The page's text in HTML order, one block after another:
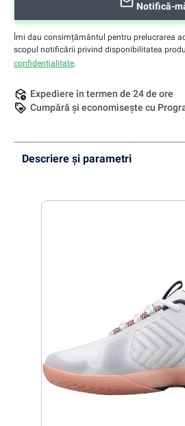
Notifică-
Îmi dau consimțământul pentru prelucrarea
scopul notificării privind disponibilitatea
confidențialitate.
Expediere în termen de 24 de ore
Cumpără și economisește cu
Descriere și parametri